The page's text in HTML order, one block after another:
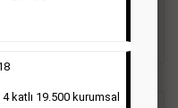
4 katlı 19.500 kurumsal